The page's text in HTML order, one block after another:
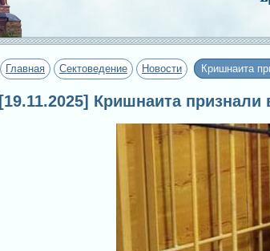
Главная Сектоведение Новости Кришнаита
[19.11.2025] Кришнаита